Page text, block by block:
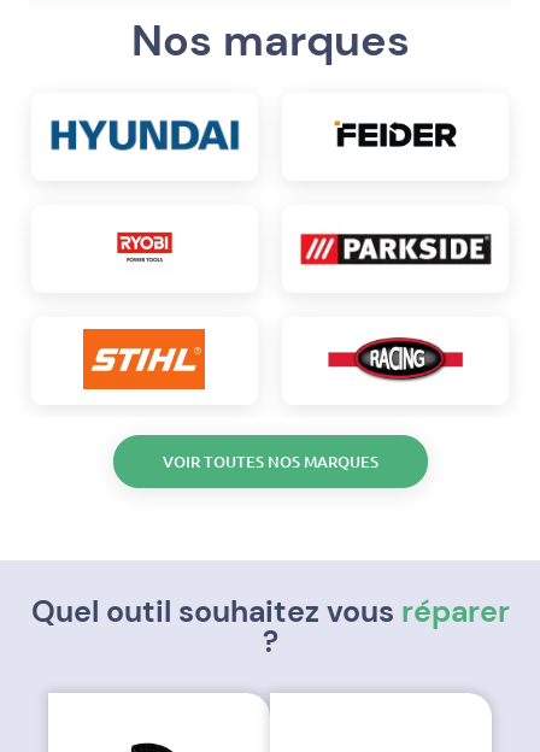
Nos marques
VOIR TOUTES NOS MARQUES
Quel outil souhaitez vous réparer
?